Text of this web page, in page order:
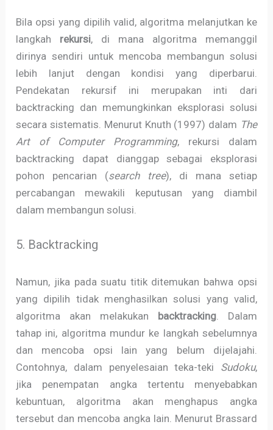
Bila opsi yang dipilih valid, algoritma melanjutkan ke
langkah rekursi, di mana algoritma memanggil
dirinya sendiri untuk mencoba membangun solusi
lebih lanjut dengan kondisi yang diperbarui.
Pendekatan rekursif ini merupakan inti dari
backtracking dan memungkinkan eksplorasi solusi
secara sistematis. Menurut Knuth (1997) dalam The
Art of Computer Programming, rekursi dalam
backtracking dapat dianggap sebagai eksplorasi
pohon pencarian (search tree), di mana setiap
percabangan mewakili keputusan yang diambil
dalam membangun solusi.
5. Backtracking
Namun, jika pada suatu titik ditemukan bahwa opsi
yang dipilih tidak menghasilkan solusi yang valid,
algoritma akan melakukan backtracking. Dalam
tahap ini, algoritma mundur ke langkah sebelumnya
dan mencoba opsi lain yang belum dijelajahi.
Contohnya, dalam penyelesaian teka-teki Sudoku,
jika penempatan angka tertentu menyebabkan
kebuntuan, algoritma akan menghapus angka
tersebut dan mencoba angka lain. Menurut Brassard